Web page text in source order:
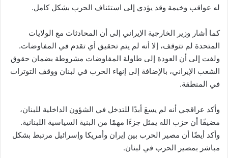
له عواقب وخيمة وقد يؤدي إلى استئناف الحرب بشكل كامل.
كما أشار وزير الخارجية الإيراني إلى أن المحادثات مع الولايات
المتحدة لم تتوقف، إلا أنه لم يتم تحقيق أي تقدم في المفاوضات.
ولفت إلى أن العودة إلى طاولة المفاوضات مشروطة بضمان حقوق
الشعب الإيراني، بالإضافة إلى إنهاء الحرب في لبنان ووقف التوترات
في المنطقة.
وأكد عراقجي أنه لم يسعَ أبدًا للتدخل في الشؤون الداخلية للبنان،
مضيفًا أن حزب الله يمثل جزءًا مهمًا من البنية السياسية اللبنانية.
وأكد أيضًا أن مصير الحرب بين إيران وأمريكا وإسرائيل مرتبط بشكل
مباشر بمصير الحرب في لبنان.